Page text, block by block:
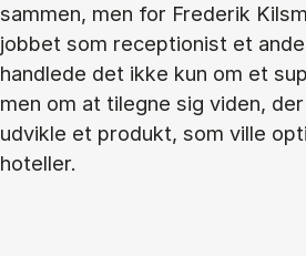
sammen, men for Frederik
jobbet som receptionist et
handlede det ikke kun om et
men om at tilegne sig viden,
udvikle et produkt, som ville
hoteller.